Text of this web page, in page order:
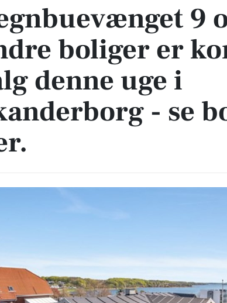
9
boliger er
denne uge i
- se